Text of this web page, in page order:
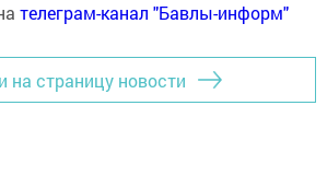
телеграм-канал "Бавлы-информ"
на страницу новости